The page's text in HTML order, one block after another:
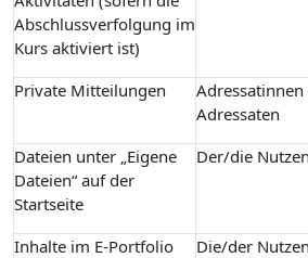
Abschlussverfolgung im
Kurs aktiviert ist)
Private Mitteilungen
Adressatinnen
Adressaten
Dateien unter „Eigene
Dateien“ auf der
Startseite
Der/die
Inhalte im E-Portfolio
Die/der